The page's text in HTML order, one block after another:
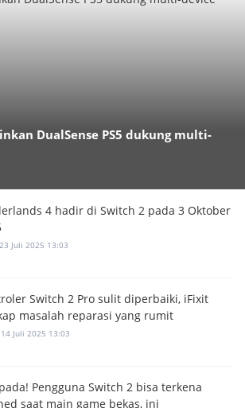
DualSense PS5 dukung multi-
4 hadir di Switch 2 pada 3 Oktober
Juli 2025 13:03
Switch 2 Pro sulit diperbaiki, iFixit
masalah reparasi yang rumit
Juli 2025 13:03
Pengguna Switch 2 bisa terkena
saat main game bekas, ini